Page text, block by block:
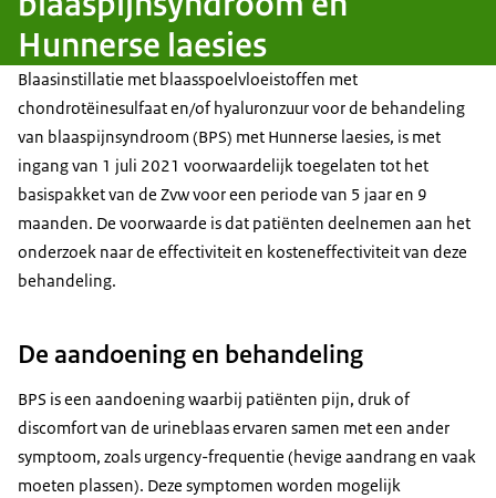
Hunnerse laesies
Blaasinstillatie met blaasspoelvloeistoffen met
chondrotëinesulfaat en/of hyaluronzuur voor de behandeling
van blaaspijnsyndroom (BPS) met Hunnerse laesies, is met
ingang van 1 juli 2021 voorwaardelijk toegelaten tot het
basispakket van de Zvw voor een periode van 5 jaar en 9
maanden. De voorwaarde is dat patiënten deelnemen aan het
onderzoek naar de effectiviteit en kosteneffectiviteit van deze
behandeling.
De aandoening en behandeling
BPS is een aandoening waarbij patiënten pijn, druk of
discomfort van de urineblaas ervaren samen met een ander
symptoom, zoals urgency-frequentie (hevige aandrang en vaak
moeten plassen). Deze symptomen worden mogelijk